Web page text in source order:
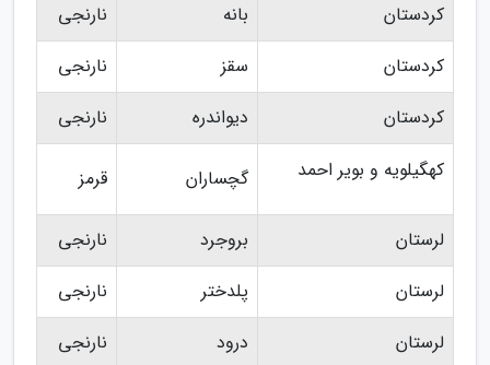
کردستان
بانه
نارنجی
کردستان
سقز
نارنجی
کردستان
دیواندره
نارنجی
کهگیلویه و بویر احمد
گچساران قرمز
لرستان بروجرد
نارنجی
لرستان
پلدختر
نارنجی
لرستان
درود نارنجی